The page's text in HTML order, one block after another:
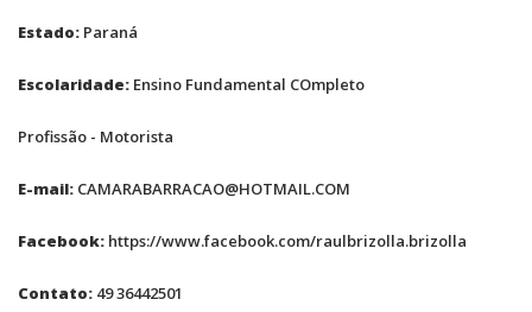
Estado: Paraná
Escolaridade: Ensino Fundamental COmpleto
Profissão - Motorista
E-mail: CAMARABARRACAO@HOTMAIL.COM
Facebook: https://www.facebook.com/raulbrizolla.brizolla
Contato: 49 36442501